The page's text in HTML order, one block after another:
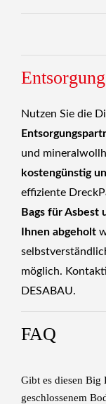
Nutzen Sie die
und
kostengünstig
effiziente
Bags für
Ihnen abgeholt
möglich.
DESABAU.
FAQ
Gibt es diesen Big
geschlossenem